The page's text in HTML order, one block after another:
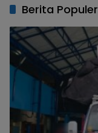
Berita Populer